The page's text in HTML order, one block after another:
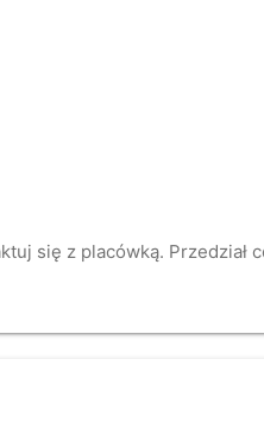
się z placówką. Przedział